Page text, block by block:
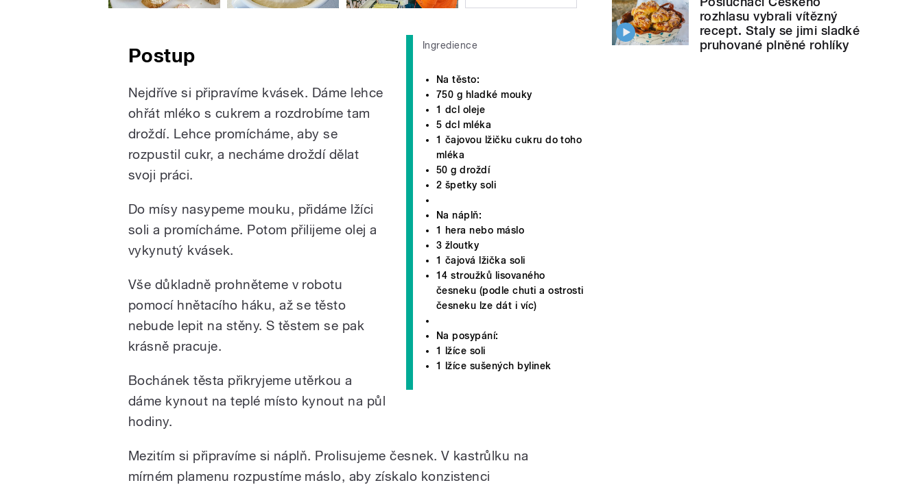
Ingredience
Na těsto:
750 g hladké mouky
1 dcl oleje
5 dcl mléka
1 čajovou lžičku cukru do toho
mléka
50 g droždí
2 špetky soli
Na náplň:
1 hera nebo máslo
3 žloutky
1 čajová lžička soli
14 stroužků lisovaného
česneku (podle chuti a ostrosti
česneku lze dát i víc)
Na posypání:
1 lžíce soli
1 lžíce sušených bylinek
Postup
Nejdříve si připravíme kvásek. Dáme lehce
ohřát mléko s cukrem a rozdrobíme tam
droždí. Lehce promícháme, aby se
rozpustil cukr, a necháme droždí dělat
svoji práci.
Do mísy nasypeme mouku, přidáme lžíci
soli a promícháme. Potom přilijeme olej a
vykynutý kvásek.
Vše důkladně prohněteme v robotu
pomocí hnětacího háku, až se těsto
nebude lepit na stěny. S těstem se pak
krásně pracuje.
Bochánek těsta přikryjeme utěrkou a
dáme kynout na teplé místo kynout na půl
hodiny.
Mezitím si připravíme si náplň. Prolisujeme česnek. V kastrůlku na
mírném plamenu rozpustíme máslo, aby získalo konzistenci
rozhlasu vybrali vítězný
recept. Staly se jimi sladké
pruhované plněné rohlíky